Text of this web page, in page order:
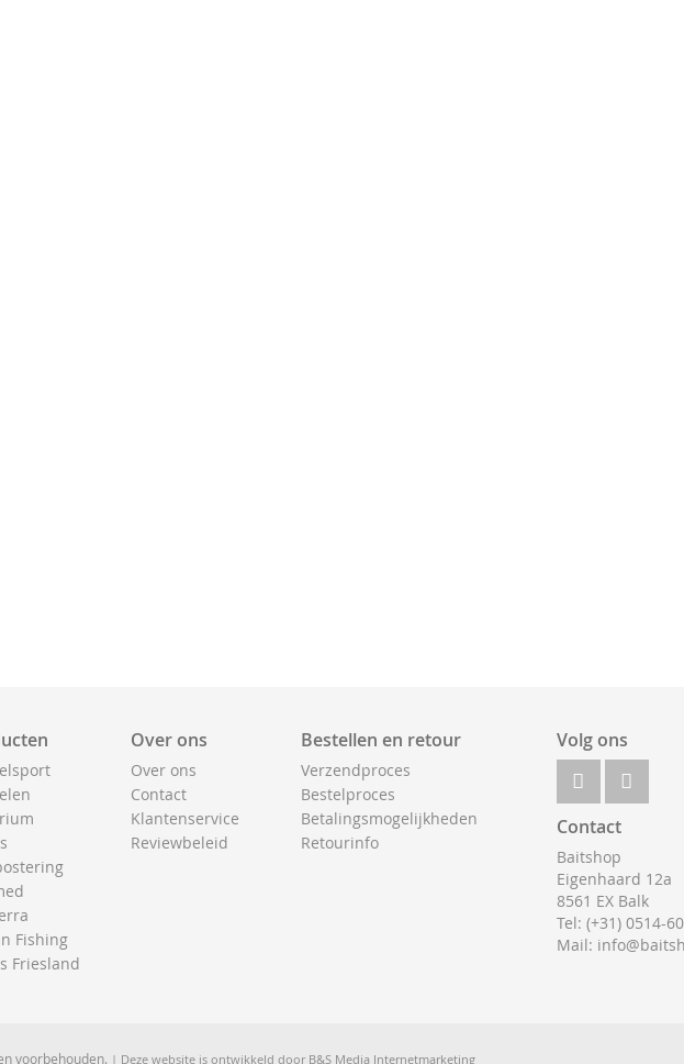
Fishing
Friesland
Over ons
Over ons
Contact
Klantenservice
Reviewbeleid
Bestellen en retour
Verzendproces
Bestelproces
Betalingsmogelijkheden
Retourinfo
Volg ons
Contact
Baitshop
Eigenhaard 12a
8561 EX Balk
Tel: (+31) 0514-
Mail:
voorbehouden. | Deze website is ontwikkeld door B&S Media Internetmarketing